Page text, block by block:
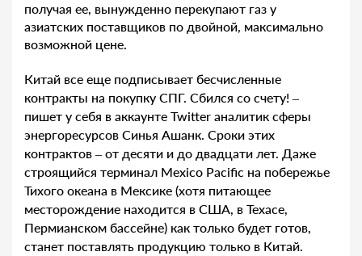
получая ее, вынужденно перекупают газ у
азиатских поставщиков по двойной, максимально
возможной цене.
Китай все еще подписывает бесчисленные
контракты на покупку СПГ. Сбился со счету! –
пишет у себя в аккаунте Twitter аналитик сферы
энергоресурсов Синья Ашанк. Сроки этих
контрактов – от десяти и до двадцати лет. Даже
строящийся терминал Mexico Pacific на побережье
Тихого океана в Мексике (хотя питающее
месторождение находится в США, в Техасе,
Пермианском бассейне) как только будет готов,
станет поставлять продукцию только в Китай.